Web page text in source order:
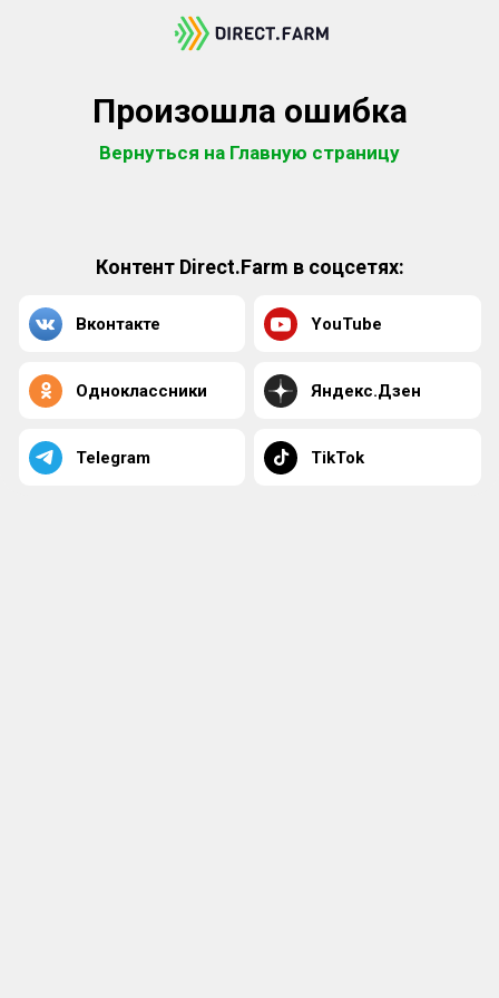
Произошла ошибка
Вернуться на Главную страницу
Контент Direct.Farm в соцсетях:
Вконтакте YouTube
Одноклассники Яндекс.Дзен
Telegram TikTok